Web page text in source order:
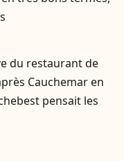
du restaurant de
Cauchemar en
pensait les